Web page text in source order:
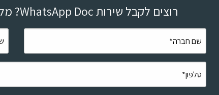
רוצים לקבל שירות WhatsApp Doc? מלאו פרטים ונחשוב אליכם בהקדם: